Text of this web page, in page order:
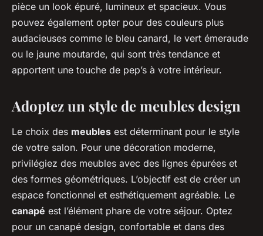
pièce un look épuré, lumineux et spacieux. Vous
pouvez également opter pour des couleurs plus
audacieuses comme le bleu canard, le vert émeraude
ou le jaune moutarde, qui sont très tendance et
apportent une touche de pep’s à votre intérieur.
Adoptez un style de meubles design
Le choix des meubles est déterminant pour le style
de votre salon. Pour une décoration moderne,
privilégiez des meubles avec des lignes épurées et
des formes géométriques. L’objectif est de créer un
espace fonctionnel et esthétiquement agréable. Le
canapé est l’élément phare de votre séjour. Optez
pour un canapé design, confortable et dans des